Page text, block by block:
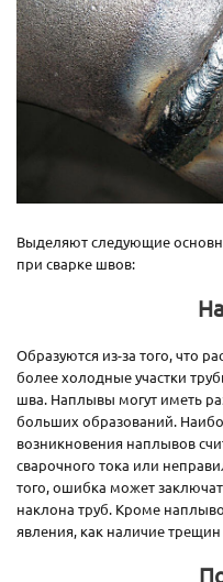
Выделяют следующие
при сварке швов:
Образуются из-за того, что
более холодные участки
шва. Наплывы могут иметь
больших образований.
возникновения наплывов
сварочного тока или
того, ошибка может
наклона труб. Кроме
явления, как наличие